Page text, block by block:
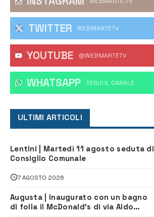
TWITTER WEBMARTETV
YOUTUBE @WEBMARTETV
WHATSAPP ‎SEGUI IL CANALE
ULTIMI ARTICOLI
Lentini | Martedì 11 agosto seduta di
Consiglio Comunale
7 AGOSTO 2026
Augusta | Inaugurato con un bagno
di folla il McDonald’s di via Aldo